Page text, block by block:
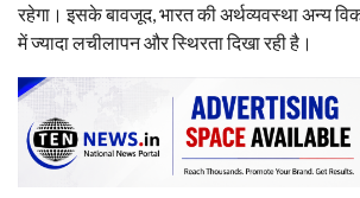
रहेगा। इसके बावजूद, भारत की अर्थव्यवस्था अन्य
में ज्यादा लचीलापन और स्थिरता दिखा रही है।